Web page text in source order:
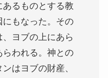
るものとする教
にもなった。その
ヨブの上にあら
われる。神との
はヨブの財産、